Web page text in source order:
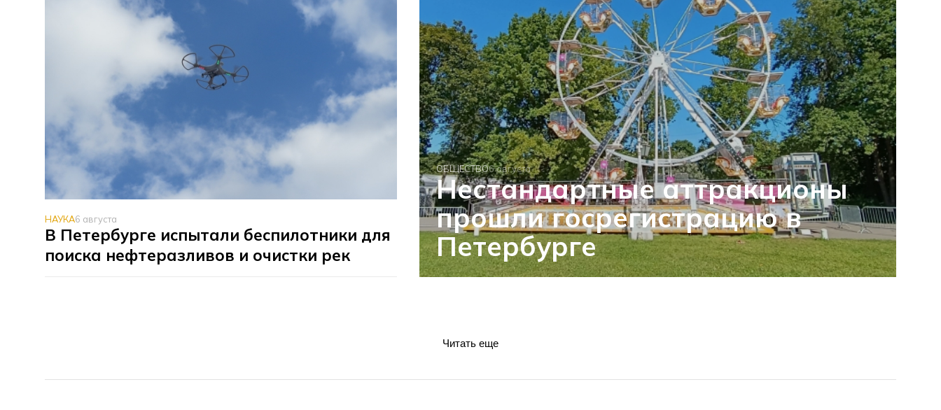
НАУКА6 августа
В Петербурге испытали беспилотники для
поиска нефтеразливов и очистки рек
ОБЩЕСТВО6 августа
Нестандартные аттракционы
прошли госрегистрацию в
Петербурге
Читать еще